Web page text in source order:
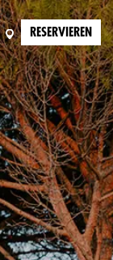
RESERVIEREN